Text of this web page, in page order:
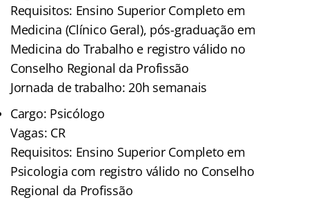
Requisitos: Ensino Superior Completo em
Medicina (Clínico Geral), pós-graduação em
Medicina do Trabalho e registro válido no
Conselho Regional da Profissão
Jornada de trabalho: 20h semanais
Cargo: Psicólogo
Vagas: CR
Requisitos: Ensino Superior Completo em
Psicologia com registro válido no Conselho
Regional da Profissão